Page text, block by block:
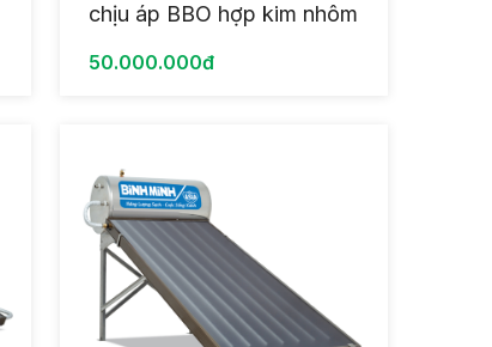
chịu áp BBO hợp kim nhôm
50.000.000đ